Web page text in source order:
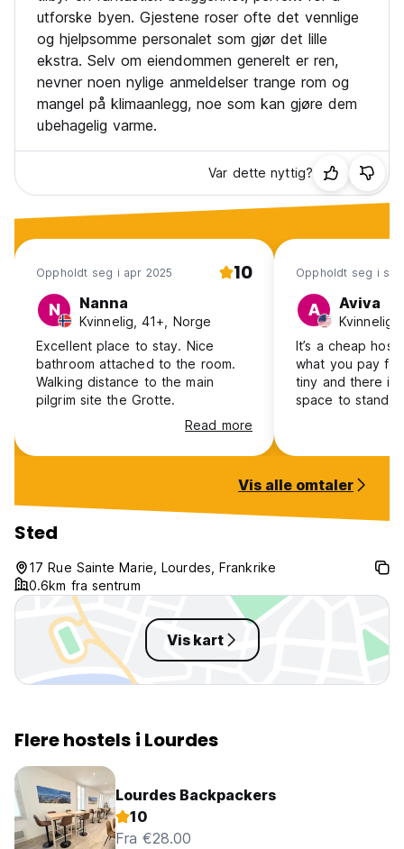
utforske byen. Gjestene roser ofte det vennlige
og hjelpsomme personalet som gjør det lille
ekstra. Selv om eiendommen generelt er ren,
nevner noen nylige anmeldelser trange rom og
mangel på klimaanlegg, noe som kan gjøre dem
ubehagelig varme.
Var dette nyttig?
Oppholdt seg i apr 2025 10
N Nanna
Kvinnelig, 41+, Norge
Excellent place to stay. Nice
bathroom attached to the room.
Walking distance to the main
pilgrim site the Grotte.
Read more
Oppholdt seg i
A Aviva
Kvinnelig,
It’s a cheap
what you pay
tiny and there is
space to stand
super clean.
Lourdes. The
place if you
your own thing
Vis alle omtaler
Sted
17 Rue Sainte Marie, Lourdes, Frankrike
0.6km fra sentrum
Vis kart
Flere hostels i Lourdes
Lourdes Backpackers
10
Fra €28.00